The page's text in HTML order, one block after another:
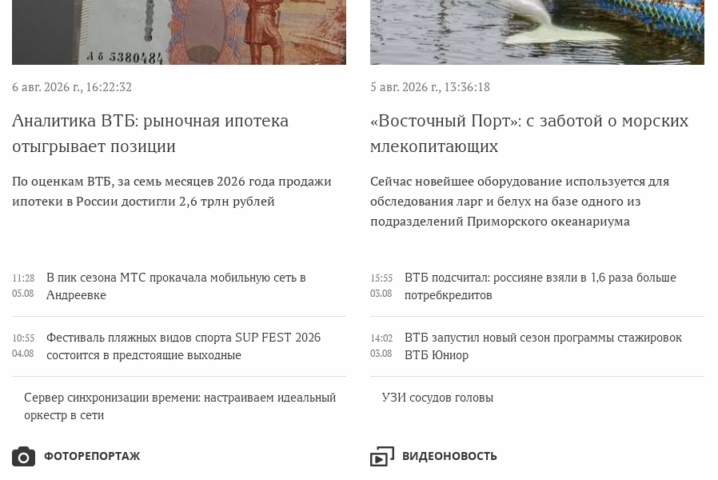
6 авг. 2026 г., 16:22:32
Аналитика ВТБ: рыночная ипотека
отыгрывает позиции
По оценкам ВТБ, за семь месяцев 2026 года продажи
ипотеки в России достигли 2,6 трлн рублей
5 авг. 2026 г., 13:36:18
«Восточный Порт»: с заботой о морских
млекопитающих
Сейчас новейшее оборудование используется для
обследования ларг и белух на базе одного из
подразделений Приморского океанариума
11:28
05.08
В пик сезона МТС прокачала мобильную сеть в
Андреевке
10:55
04.08
Фестиваль пляжных видов спорта SUP FEST 2026
состоится в предстоящие выходные
Сервер синхронизации времени: настраиваем идеальный
оркестр в сети
15:55
03.08
ВТБ подсчитал: россияне взяли в 1,6 раза больше
потребкредитов
14:02
03.08
ВТБ запустил новый сезон программы стажировок
ВТБ Юниор
УЗИ сосудов головы
ФОТОРЕПОРТАЖ ВИДЕОНОВОСТЬ